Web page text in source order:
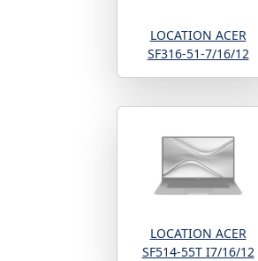
LOCATION ACER
SF316-51-7/16/12
LOCATION ACER
SF514-55T I7/16/12